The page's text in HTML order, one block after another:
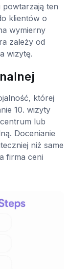
powtarzają ten
klientów o
wymierny
zależy od
wizytę.
której
10. wizyty
lub
Docenianie
niż same
firma ceni